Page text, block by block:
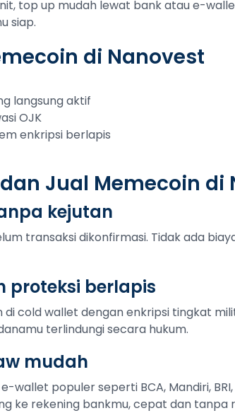
top up mudah lewat bank atau e-
siap.
di Nanovest
langsung aktif
OJK
enkripsi berlapis
Jual Memecoin di
kejutan
transaksi dikonfirmasi. Tidak ada
proteksi berlapis
di cold wallet dengan enkripsi tingkat
terlindungi secara hukum.
mudah
populer seperti BCA, Mandiri, BRI,
ke rekening bankmu, cepat dan tanpa